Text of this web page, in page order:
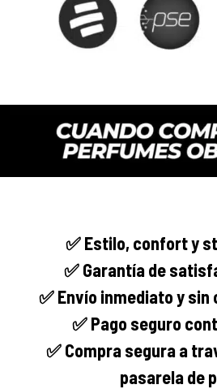
✅Estilo, confort y
✅ Garantía de
✅ Envío inmediatoy sin
✅ Pago seguro
✅Compra seguraa
pasarela de